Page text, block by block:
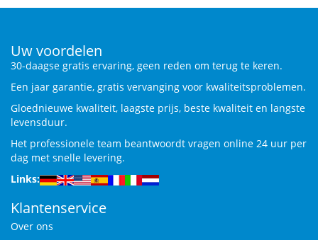
Uw voordelen
30-daagse gratis ervaring, geen reden om terug te keren.
Een jaar garantie, gratis vervanging voor kwaliteitsproblemen.
Gloednieuwe kwaliteit, laagste prijs, beste kwaliteit en langste
levensduur.
Het professionele team beantwoordt vragen online 24 uur per
dag met snelle levering.
Links:
Klantenservice
Over ons